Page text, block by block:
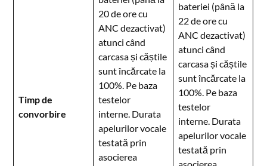
Timp de
convorbire
20 de ore cu
ANC dezactivat)
atunci când
carcasa și căștile
sunt încărcate la
100%. Pe baza
testelor
interne. Durata
apelurilor vocale
testată prin
asocierea
bateriei (până la
22 de ore cu
ANC dezactivat)
atunci când
carcasa și căștile
sunt încărcate la
100%. Pe baza
testelor
interne. Durata
apelurilor vocale
testată prin